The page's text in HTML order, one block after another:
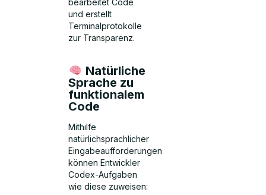
bearbeitet Code
und erstellt
Terminalprotokolle
zur Transparenz.
Natürliche
Sprache zu
funktionalem
Code
Mithilfe
natürlichsprachlicher
Eingabeaufforderungen
können Entwickler
Codex-Aufgaben
wie diese zuweisen: